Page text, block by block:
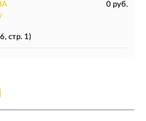
0 руб.
стр. 1)